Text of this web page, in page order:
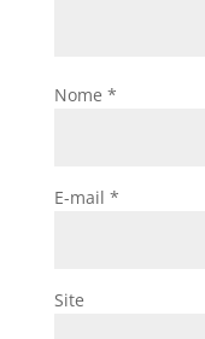
Nome *
E-mail *
Site